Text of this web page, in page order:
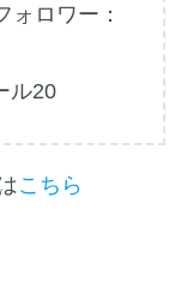
ロワー：
ル20
こちら